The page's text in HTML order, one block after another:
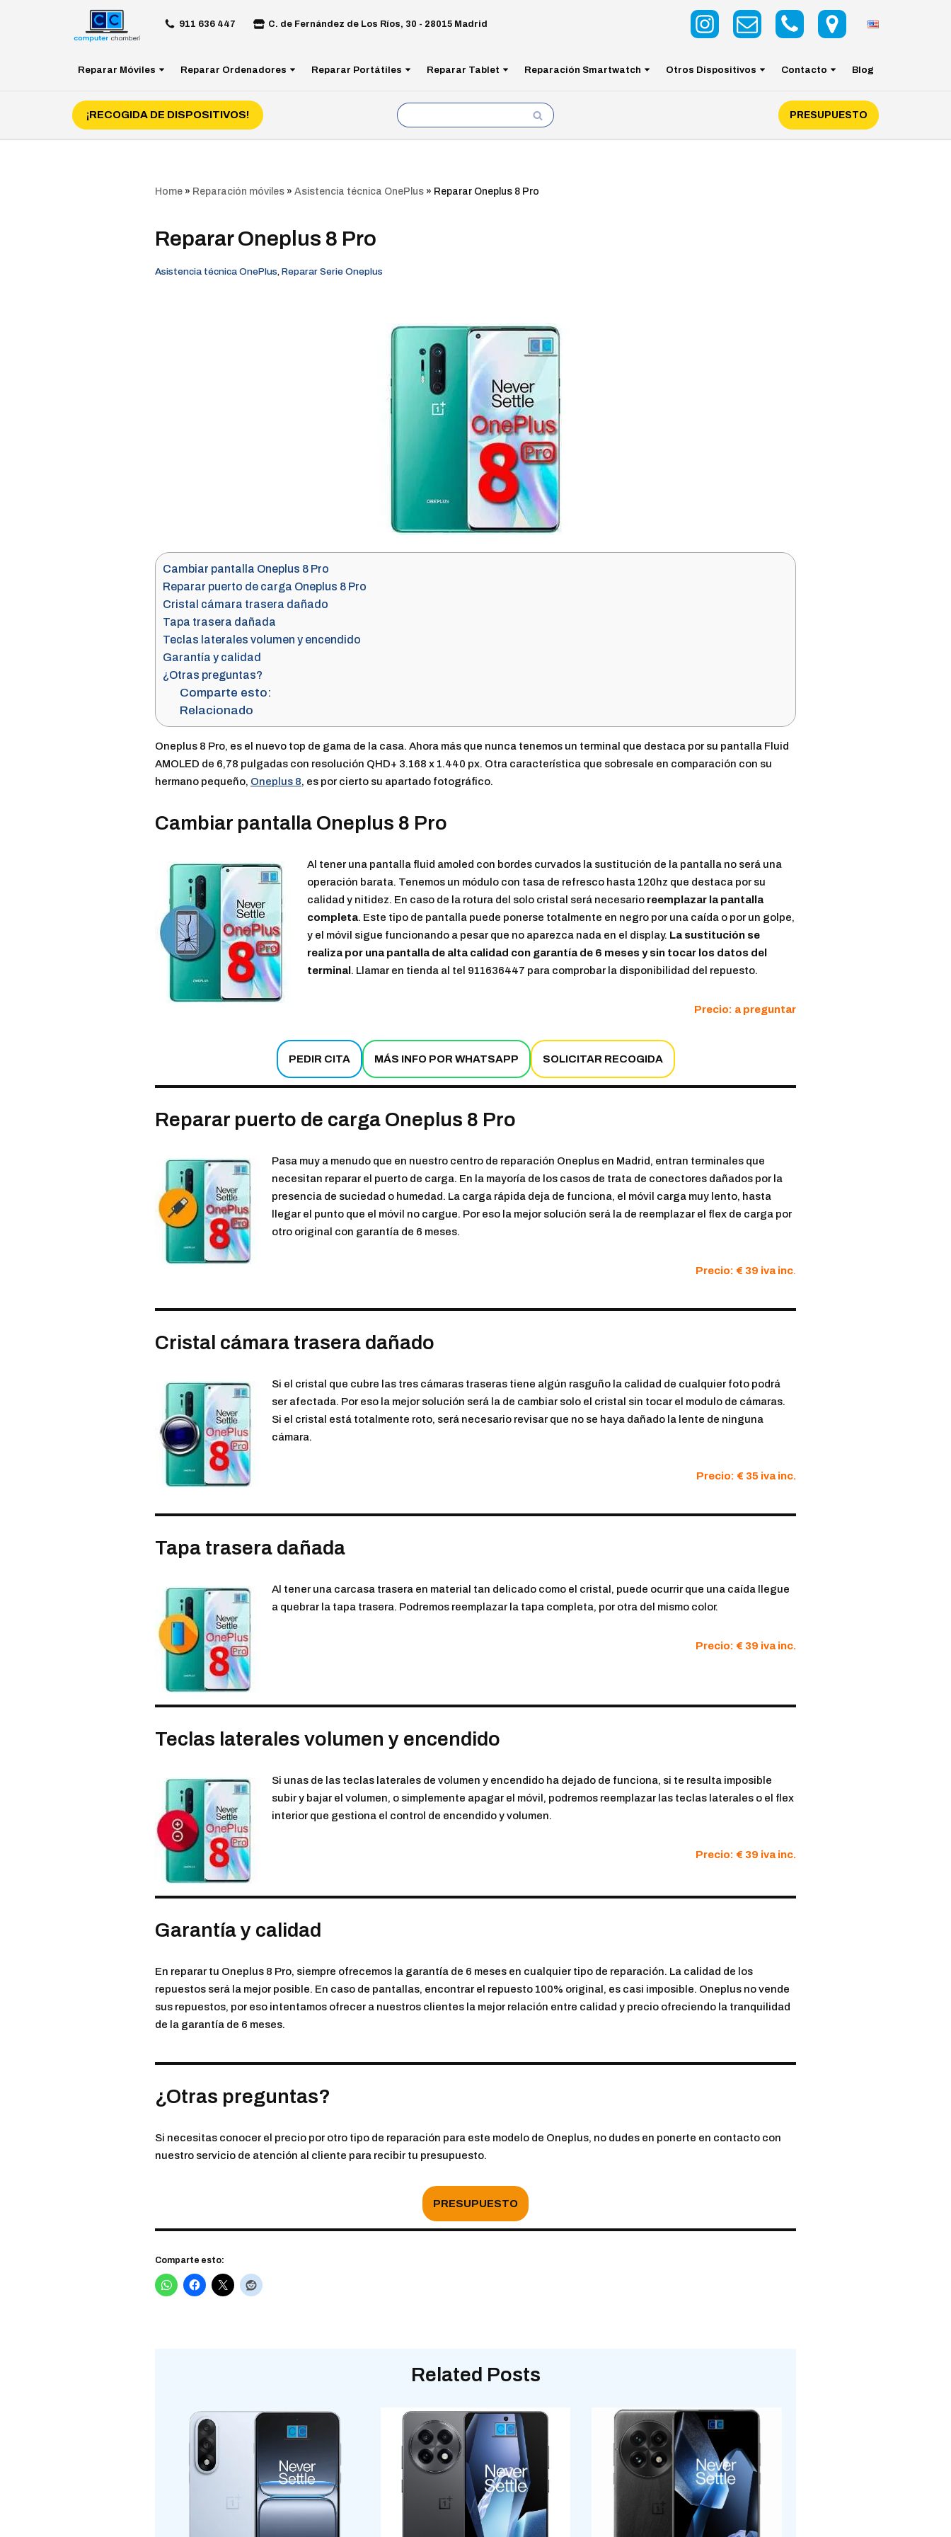
911 636 447 C. de Fernández de Los Ríos, 30 - 28015 Madrid
Reparar Móviles Reparar Ordenadores Reparar Portátiles Reparar Tablet Reparación Smartwatch Otros Dispositivos Contacto Blog
¡RECOGIDA DE DISPOSITIVOS! PRESUPUESTO
Home » Reparación móviles » Asistencia técnica OnePlus » Reparar Oneplus 8 Pro
Reparar Oneplus 8 Pro
Asistencia técnica OnePlus, Reparar Serie Oneplus
Cambiar pantalla Oneplus 8 Pro
Reparar puerto de carga Oneplus 8 Pro
Cristal cámara trasera dañado
Tapa trasera dañada
Teclas laterales volumen y encendido
Garantía y calidad
¿Otras preguntas?
Comparte esto:
Relacionado
Oneplus 8 Pro, es el nuevo top de gama de la casa. Ahora más que nunca tenemos un terminal que destaca por su pantalla Fluid
AMOLED de 6,78 pulgadas con resolución QHD+ 3.168 x 1.440 px. Otra característica que sobresale en comparación con su
hermano pequeño, Oneplus 8, es por cierto su apartado fotográfico.
Cambiar pantalla Oneplus 8 Pro
Al tener una pantalla fluid amoled con bordes curvados la sustitución de la pantalla no será una
operación barata. Tenemos un módulo con tasa de refresco hasta 120hz que destaca por su
calidad y nitidez. En caso de la rotura del solo cristal será necesario reemplazar la pantalla
completa. Este tipo de pantalla puede ponerse totalmente en negro por una caída o por un golpe,
y el móvil sigue funcionando a pesar que no aparezca nada en el display. La sustitución se
realiza por una pantalla de alta calidad con garantía de 6 meses y sin tocar los datos del
terminal . Llamar en tienda al tel 911636447 para comprobar la disponibilidad del repuesto.
Precio: a preguntar
PEDIR CITA MÁS INFO POR WHATSAPP SOLICITAR RECOGIDA
Reparar puerto de carga Oneplus 8 Pro
Pasa muy a menudo que en nuestro centro de reparación Oneplus en Madrid, entran terminales que
necesitan reparar el puerto de carga. En la mayoría de los casos de trata de conectores dañados por la
presencia de suciedad o humedad. La carga rápida deja de funciona, el móvil carga muy lento, hasta
llegar el punto que el móvil no cargue. Por eso la mejor solución será la de reemplazar el flex de carga por
otro original con garantía de 6 meses.
Precio: € 39 iva inc.
Cristal cámara trasera dañado
Si el cristal que cubre las tres cámaras traseras tiene algún rasguño la calidad de cualquier foto podrá
ser afectada. Por eso la mejor solución será la de cambiar solo el cristal sin tocar el modulo de cámaras.
Si el cristal está totalmente roto, será necesario revisar que no se haya dañado la lente de ninguna
cámara.
Precio: € 35 iva inc.
Tapa trasera dañada
Al tener una carcasa trasera en material tan delicado como el cristal, puede ocurrir que una caída llegue
a quebrar la tapa trasera. Podremos reemplazar la tapa completa, por otra del mismo color.
Precio: € 39 iva inc.
Teclas laterales volumen y encendido
Si unas de las teclas laterales de volumen y encendido ha dejado de funciona, si te resulta imposible
subir y bajar el volumen, o simplemente apagar el móvil, podremos reemplazar las teclas laterales o el flex
interior que gestiona el control de encendido y volumen.
Precio: € 39 iva inc.
Garantía y calidad
En reparar tu Oneplus 8 Pro, siempre ofrecemos la garantía de 6 meses en cualquier tipo de reparación. La calidad de los
repuestos será la mejor posible. En caso de pantallas, encontrar el repuesto 100% original, es casi imposible. Oneplus no vende
sus repuestos, por eso intentamos ofrecer a nuestros clientes la mejor relación entre calidad y precio ofreciendo la tranquilidad
de la garantía de 6 meses.
¿Otras preguntas?
Si necesitas conocer el precio por otro tipo de reparación para este modelo de Oneplus, no dudes en ponerte en contacto con
nuestro servicio de atención al cliente para recibir tu presupuesto.
PRESUPUESTO
Comparte esto:
Related Posts